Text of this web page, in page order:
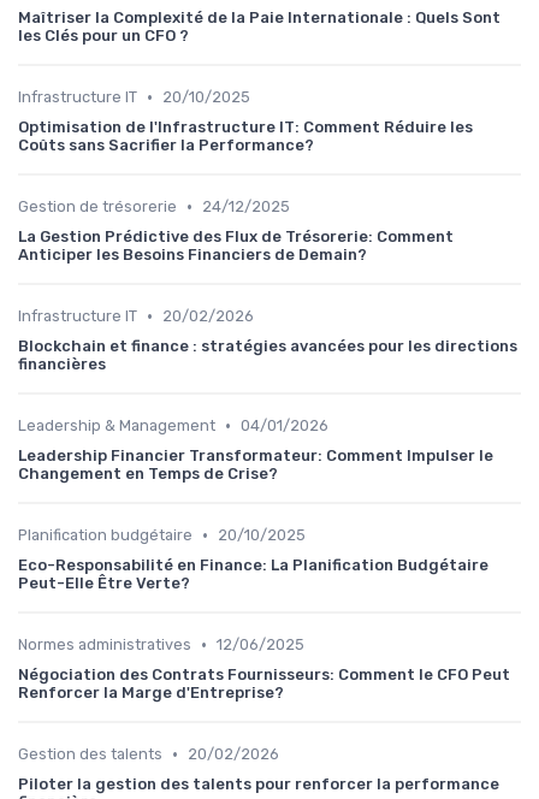
Maîtriser la Complexité de la Paie Internationale : Quels Sont
les Clés pour un CFO ?
Infrastructure IT •
20/10/2025
Optimisation de l'Infrastructure IT: Comment Réduire les
Coûts sans Sacrifier la Performance?
Gestion de trésorerie •
24/12/2025
La Gestion Prédictive des Flux de Trésorerie: Comment
Anticiper les Besoins Financiers de Demain?
Infrastructure IT •
20/02/2026
Blockchain et finance : stratégies avancées pour les directions
financières
Leadership & Management • 04/01/2026
Leadership Financier Transformateur: Comment Impulser le
Changement en Temps de Crise?
Planification budgétaire •
20/10/2025
Eco-Responsabilité en Finance: La Planification Budgétaire
Peut-Elle Être Verte?
Normes administratives • 12/06/2025
Négociation des Contrats Fournisseurs: Comment le CFO Peut
Renforcer la Marge d'Entreprise?
Gestion des talents •
20/02/2026
Piloter la gestion des talents pour renforcer la performance